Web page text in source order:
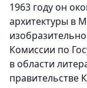
1963 году он
архитектуры в
Комиссии по
в области
правительстве